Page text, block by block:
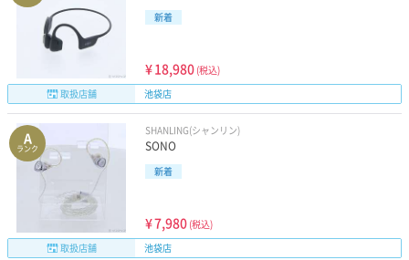
新着
¥18,980 (税込)
取扱店舗
池袋店
A
ランク
SHANLING(シャンリン)
SONO
新着
¥7,980 (税込)
取扱店舗
池袋店